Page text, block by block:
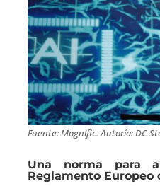
Fuente: Magnific. Autoría: DC
Una norma para
Reglamento Europeo